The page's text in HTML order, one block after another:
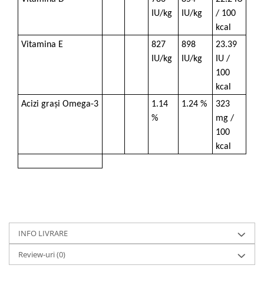
IU/kg
IU/kg
/ 100
kcal
Vitamina E
827
IU/kg
898
IU/kg
23.39
IU /
100
kcal
Acizi grași Omega-3
1.14
%
1.24 %
323
mg /
100
kcal
INFO LIVRARE
Review-uri(0)